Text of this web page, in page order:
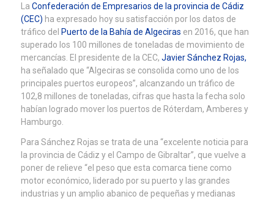
La Confederación de Empresarios de la provincia de Cádiz
(CEC) ha expresado hoy su satisfacción por los datos de
tráfico del Puerto de la Bahía de Algeciras en 2016, que han
superado los 100 millones de toneladas de movimiento de
mercancías. El presidente de la CEC, Javier Sánchez Rojas,
ha señalado que “Algeciras se consolida como uno de los
principales puertos europeos”, alcanzando un tráfico de
102,8 millones de toneladas, cifras que hasta la fecha solo
habían logrado mover los puertos de Róterdam, Amberes y
Hamburgo.
Para Sánchez Rojas se trata de una “excelente noticia para
la provincia de Cádiz y el Campo de Gibraltar”, que vuelve a
poner de relieve “el peso que esta comarca tiene como
motor económico, liderado por su puerto y las grandes
industrias y un amplio abanico de pequeñas y medianas